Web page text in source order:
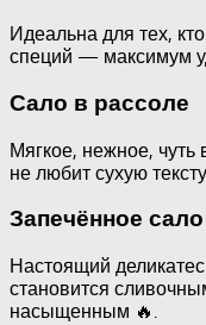
Идеальна для тех,
специй — максимум
Сало в рассоле
Мягкое, нежное, чуть
не любит сухую
Запечённое сало
Настоящий
становится
насыщенным 🔥.